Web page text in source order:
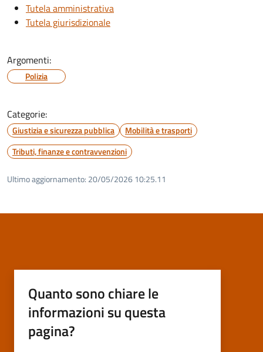
Tutela amministrativa
Tutela giurisdizionale
Argomenti:
Polizia
Categorie:
Giustizia e sicurezza pubblica
Mobilità e trasporti
Tributi, finanze e contravvenzioni
Ultimo aggiornamento: 20/05/2026 10:25.11
Quanto sono chiare le
informazioni su questa
pagina?